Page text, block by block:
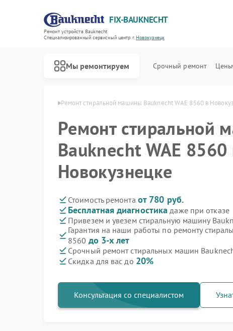
FIX-BAUKNECHT
Ремонт устройств Bauknecht
Специализированный cервисный центр г.Новокузнецк
Мы ремонтируем Срочный ремонт Цены
Ремонт стиральной машины Bauknecht WAE 8560 в
Ремонт стиральной
Bauknecht WAE 8560
Новокузнецке
Стоимость ремонта от 780 руб.
Бесплатная диагностика даже при отказе
Привезем и увезем стиральную машину
Гарантия на наши работы по ремонту
8560 до 3-х лет
Срочный ремонт стиральных машин
Скидка для вас до 20%
Консультация со специалистом